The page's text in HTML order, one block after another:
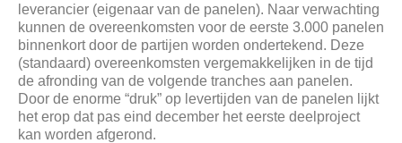
leverancier (eigenaar van de panelen). Naar verwachting
kunnen de overeenkomsten voor de eerste 3.000 panelen
binnenkort door de partijen worden ondertekend. Deze
(standaard) overeenkomsten vergemakkelijken in de tijd
de afronding van de volgende tranches aan panelen.
Door de enorme “druk” op levertijden van de panelen lijkt
het erop dat pas eind december het eerste deelproject
kan worden afgerond.